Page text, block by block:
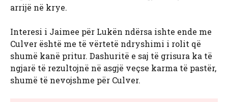
arrijë në krye.
Interesi i Jaimee për Lukën ndërsa ishte ende me
Culver është me të vërtetë ndryshimi i rolit që
shumë kanë pritur. Dashuritë e saj të grisura ka të
ngjarë të rezultojnë në asgjë veçse karma të pastër,
shumë të nevojshme për Culver.